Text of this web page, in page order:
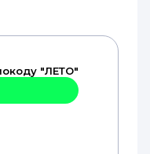
"ЛЕТО"